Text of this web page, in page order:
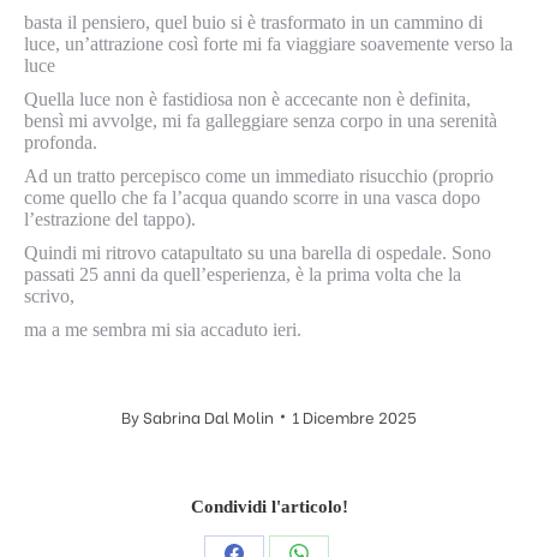
basta il pensiero, quel buio si è trasformato in un cammino di
luce, un’attrazione così forte mi fa viaggiare soavemente verso la
luce
Quella luce non è fastidiosa non è accecante non è definita,
bensì mi avvolge, mi fa galleggiare senza corpo in una serenità
profonda.
Ad un tratto percepisco come un immediato risucchio (proprio
come quello che fa l’acqua quando scorre in una vasca dopo
l’estrazione del tappo).
Quindi mi ritrovo catapultato su una barella di ospedale. Sono
passati 25 anni da quell’esperienza, è la prima volta che la
scrivo,
ma a me sembra mi sia accaduto ieri.
BySabrina Dal Molin 1 Dicembre 2025
Condividi l'articolo!